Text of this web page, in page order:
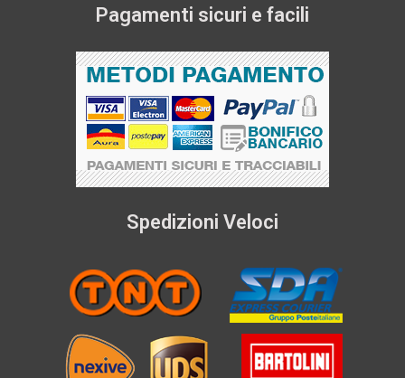
Pagamenti sicuri e facili
Spedizioni Veloci